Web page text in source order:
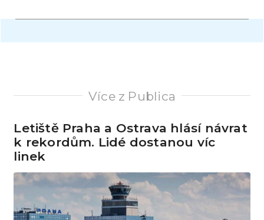
Více z Publica
Letiště Praha a Ostrava hlásí návrat
k rekordům. Lidé dostanou víc
linek